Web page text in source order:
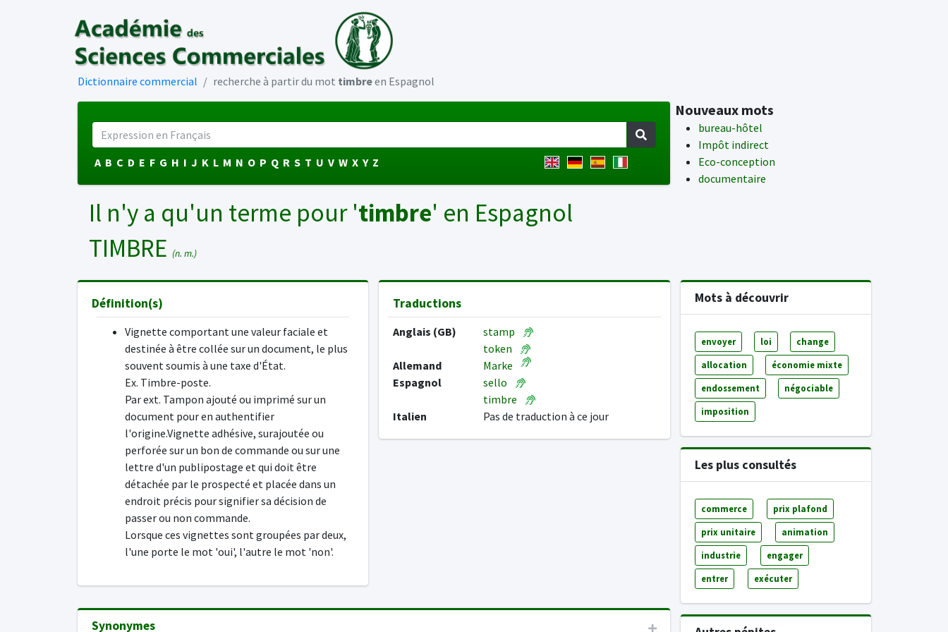
Dictionnaire commercial recherche à partir du mot timbreen Espagnol
A B C D E F G H I J K L M N O P Q R S T U V W X Y Z
Nouveaux mots
bureau-hôtel
Impôt indirect
Eco-conception
documentaire
Il n'y a qu'un terme pour 'timbre' en Espagnol
TIMBRE (n. m.)
Définition(s)
Vignette comportant une valeur faciale et
destinée à être collée sur un document, le plus
souvent soumis à une taxe d'État.
Ex. Timbre-poste.
Par ext. Tampon ajouté ou imprimé sur un
document pour en authentifier
l'origine.Vignette adhésive, surajoutée ou
perforée sur un bon de commande ou sur une
lettre d'un publipostage et qui doit être
détachée par le prospecté et placée dans un
endroit précis pour signifier sa décision de
passer ou non commande.
Lorsque ces vignettes sont groupées par deux,
l'une porte le mot 'oui', l'autre le mot 'non'.
Traductions
Anglais (GB)
stamp
token
Allemand
Marke
Espagnol
sello
timbre
Italien
Pas de traduction à ce jour
Synonymes
Mots à découvrir
envoyer loi change
allocation économie mixte
endossement négociable
imposition
Les plus consultés
commerce prix plafond
prix unitaire animation
industrie engager
entrer exécuter